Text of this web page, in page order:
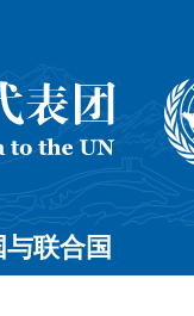
与联合国